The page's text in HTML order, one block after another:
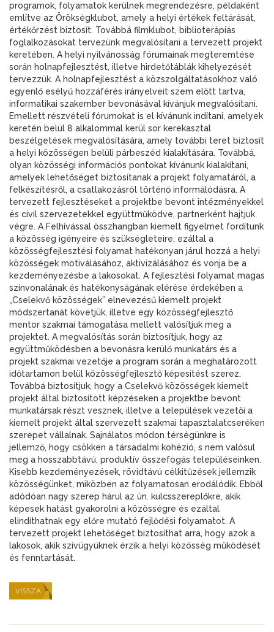
programok, folyamatok kerülnek megrendezésre, példaként
említve az Örökségklubot, amely a helyi értékek feltárását,
értékőrzést biztosít. Továbbá filmklubot, biblioterápiás
foglalkozásokat tervezünk megvalósítani a tervezett projekt
keretében. A helyi nyilvánosság fórumainak megteremtése
során holnapfejlesztést, illetve hirdetőtáblák kihelyezését
tervezzük. A holnapfejlesztést a közszolgáltatásokhoz való
egyenlő esélyű hozzáférés irányelveit szem előtt tartva,
informatikai szakember bevonásával kívánjuk megvalósítani.
Emellett részvételi fórumokat is el kívánunk indítani, amelyek
keretén belül 8 alkalommal kerül sor kerekasztal
beszélgetések megvalósítására, amely további teret biztosít
a helyi közösségen belüli párbeszéd kialakítására. Továbbá,
olyan közösségi információs pontokat kívánunk kialakítani,
amelyek lehetőséget biztosítanak a projekt folyamatáról, a
felkészítésről, a csatlakozásról történő informálódásra. A
tervezett fejlesztéseket a projektbe bevont intézményekkel
és civil szervezetekkel együttműködve, partnerként hajtjuk
végre. A Felhívással összhangban kiemelt figyelmet fordítunk
a közösség igényeire és szükségleteire, ezáltal a
közösségfejlesztési folyamat hatékonyan járul hozzá a helyi
közösségek motiválásához, aktivizálásához és vonja be a
kezdeményezésbe a lakosokat. A fejlesztési folyamat magas
színvonalának és hatékonyságának elérése érdekében a
„Cselekvő közösségek” elnevezésű kiemelt projekt
módszertanát követjük, illetve egy közösségfejlesztő
mentor szakmai támogatása mellett valósítjuk meg a
projektet. A megvalósítás során biztosítjuk, hogy az
együttműködésben a bevonásra kerülő munkatárs és a
projekt szakmai vezetője a program során a meghatározott
időtartamon belül közösségfejlesztő képesítést szerez.
Továbbá biztosítjuk, hogy a Cselekvő közösségek kiemelt
projekt által biztosított képzéseken a projektbe bevont
munkatársak részt vesznek, illetve a települések vezetői a
kiemelt projekt által szervezett szakmai tapasztalatcseréken
szerepet vállalnak. Sajnálatos módon térségünkre is
jellemző, hogy csökken a társadalmi kohézió, s nem valósul
meg a hosszabbtávú, produktív összefogás településeinken.
Kisebb kezdeményezések, rövidtávú célkitűzések jellemzik
közösségünket, miközben az folyamatosan erodálódik. Ebből
adódóan nagy szerep hárul az ún. kulcsszereplőkre, akik
képesek hatást gyakorolni a közösségre és ezáltal
elindíthatnak egy előre mutató fejlődési folyamatot. A
tervezett projekt lehetőséget biztosíthat arra, hogy azok a
lakosok, akik szívügyüknek érzik a helyi közösség működését
és fenntartását.
VISSZA